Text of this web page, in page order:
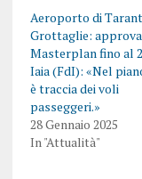
Aeroporto di
Grottaglie:
Masterplan fino al
Iaia (FdI): «Nel
è traccia dei voli
passeggeri.»
28 Gennaio 2025
In "Attualità"